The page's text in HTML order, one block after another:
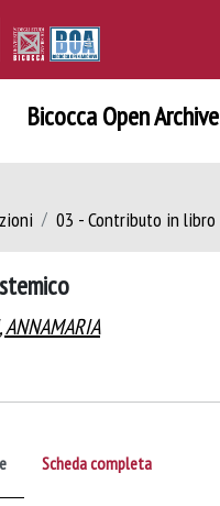
Bicocca Open Archive
03 - Contributo in libro
ANNAMARIA
Scheda completa